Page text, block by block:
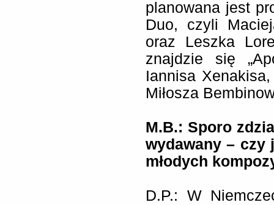
planowana jest
Duo, czyli
oraz Leszka
znajdzie się
Iannisa
Miłosza
M.B.: Sporo
wydawany – czy
młodych
D.P.: W